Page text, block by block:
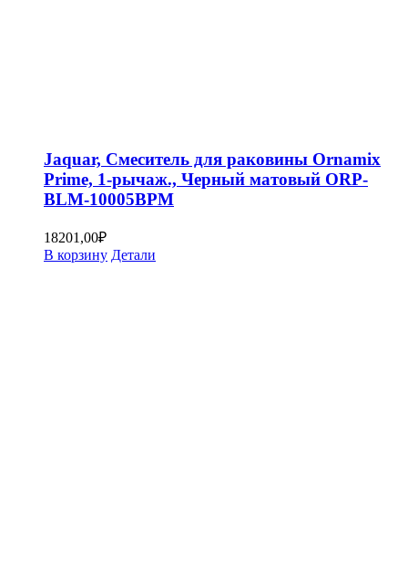
Jaquar, Смеситель для раковины Ornamix
Prime, 1-рычаж., Черный матовый ORP-
BLM-10005BPM
18201,00₽
В корзину Детали